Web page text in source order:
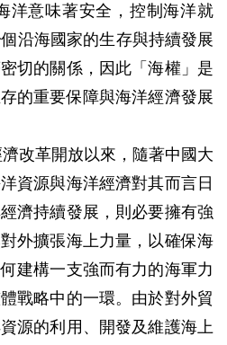
洋意味著安全，控制海洋就
沿海國家的生存與持續發展
切的關係，因此「海權」是
的重要保障與海洋經濟發展
改革開放以來，隨著中國大
資源與海洋經濟對其而言日
濟持續發展，則必要擁有強
外擴張海上力量，以確保海
建構一支強而有力的海軍力
戰略中的一環。由於對外貿
源的利用、開發及維護海上